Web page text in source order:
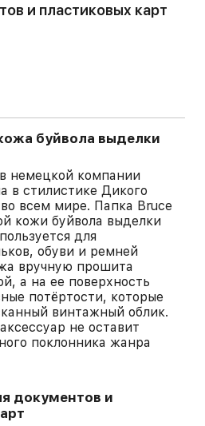
и пластиковых карт
буйвола выделки
немецкой компании
в стилистике Дикого
всем мире. Папка Bruce
кожи буйвола выделки
для
обуви и ремней
вручную прошита
а на ее поверхность
потёртости, которые
винтажный облик.
не оставит
поклонника жанра
документов и